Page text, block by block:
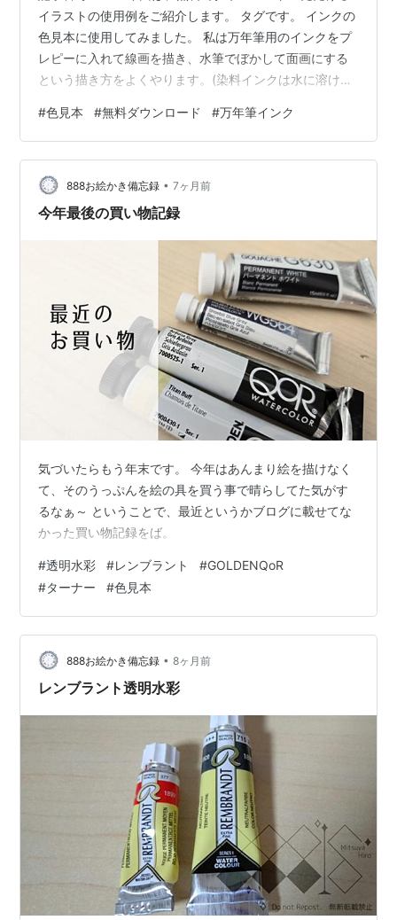
イラストの使用例をご紹介します。 タグです。 インクの
色見本に使用してみました。 私は万年筆用のインクをプ
レピーに入れて線画を描き、水筆でぼかして面画にする
という描き方をよくやります。(染料インクは水に溶けま
ェなんかで、ササッと描けて荷物も少なくすむし楽ちん
です。どうしても色んな色を使いたい時は、ハーフパン
に固めた水彩絵の具を小さい空き缶につめた物を持って
いき、水筆で塗ったりもします。海外の動画なんか見て
いると、カフェスケッチと称して画材をダーッとテーブ
#色見本 #無料ダウンロード #万年筆インク
888お絵かき備忘録 • 7ヶ月前
今年最後の買い物記録
気づいたらもう年末です。 今年はあんまり絵を描けなく
て、そのうっぷんを絵の具を買う事で晴らしてた気がす
るなぁ～ ということで、最近というかブログに載せてな
かった買い物記録をば。
#透明水彩 #レンブラント #GOLDENQoR
#ターナー #色見本
888お絵かき備忘録 • 8ヶ月前
レンブラント透明水彩